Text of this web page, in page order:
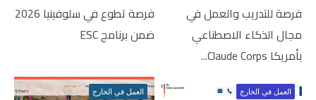
فرصة للتدريب والعمل في
مجال الذكاء الاصطناعي
بأمريكا Claude Corps...
فرصة تطوع في سلوفينيا 2026
ضمن برنامج ESC
العمل في الخارج العمل في الخارج